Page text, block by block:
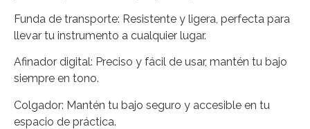
Funda de transporte: Resistente y ligera, perfecta para
llevar tu instrumento a cualquier lugar.
Afinador digital: Preciso y fácil de usar, mantén tu bajo
siempre en tono.
Colgador: Mantén tu bajo seguro y accesible en tu
espacio de práctica.